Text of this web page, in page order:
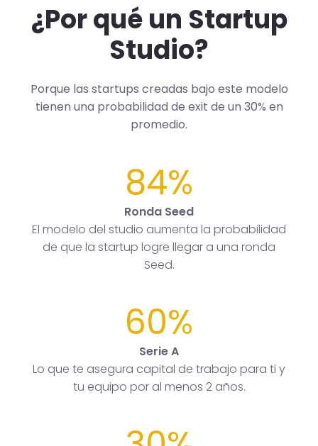
¿Por qué un Startup
Studio?
Porque las startups creadas bajo este modelo
tienen una probabilidad de exit de un 30% en
promedio.
84%
Ronda Seed
El modelo del studio aumenta la probabilidad
de que la startup logre llegar a una ronda
Seed.
60%
Serie A
Lo que te asegura capital de trabajo para ti y
tu equipo por al menos 2 años.